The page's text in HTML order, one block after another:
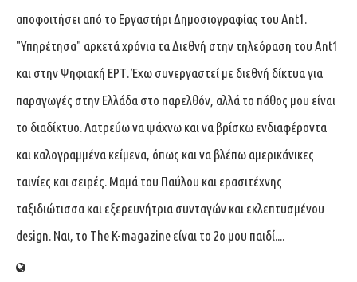
αποφοιτήσει από το Εργαστήρι Δημοσιογραφίας του Ant1.
"Υπηρέτησα" αρκετά χρόνια τα Διεθνή στην τηλεόραση του Ant1
και στην Ψηφιακή ΕΡΤ. Έχω συνεργαστεί με διεθνή δίκτυα για
παραγωγές στην Ελλάδα στο παρελθόν, αλλά το πάθος μου είναι
το διαδίκτυο. Λατρεύω να ψάχνω και να βρίσκω ενδιαφέροντα
και καλογραμμένα κείμενα, όπως και να βλέπω αμερικάνικες
ταινίες και σειρές. Μαμά του Παύλου και ερασιτέχνης
ταξιδιώτισσα και εξερευνήτρια συνταγών και εκλεπτυσμένου
design. Ναι, το The K-magazine είναι το 2ο μου παιδί....